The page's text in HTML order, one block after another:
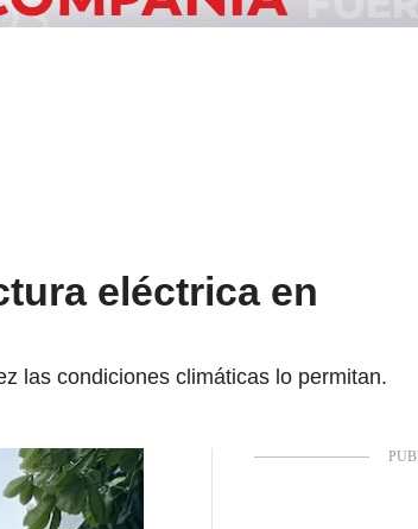
eléctrica en
las condiciones climáticas lo permitan.